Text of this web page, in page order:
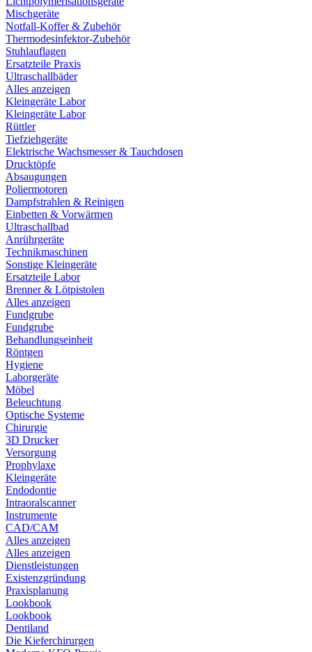
Mischgeräte
Notfall-Koffer & Zubehör
Thermodesinfektor-Zubehör
Stuhlauflagen
Ersatzteile Praxis
Ultraschallbäder
Alles anzeigen
Kleingeräte Labor
Kleingeräte Labor
Rüttler
Tiefziehgeräte
Elektrische Wachsmesser & Tauchdosen
Drucktöpfe
Absaugungen
Poliermotoren
Dampfstrahlen & Reinigen
Einbetten & Vorwärmen
Ultraschallbad
Anrührgeräte
Technikmaschinen
Sonstige Kleingeräte
Ersatzteile Labor
Brenner & Lötpistolen
Alles anzeigen
Fundgrube
Fundgrube
Behandlungseinheit
Röntgen
Hygiene
Laborgeräte
Möbel
Beleuchtung
Optische Systeme
Chirurgie
3D Drucker
Versorgung
Prophylaxe
Kleingeräte
Endodontie
Intraoralscanner
Instrumente
CAD/CAM
Alles anzeigen
Alles anzeigen
Dienstleistungen
Existenzgründung
Praxisplanung
Lookbook
Lookbook
Dentiland
Die Kieferchirurgen